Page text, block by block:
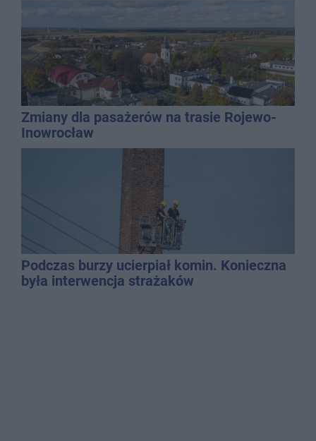
Zmiany dla pasażerów na trasie Rojewo-
Inowrocław
Podczas burzy ucierpiał komin. Konieczna
była interwencja strażaków